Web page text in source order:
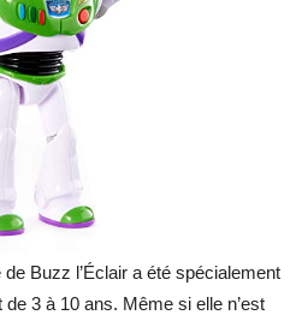
de Buzz l’Éclair a été spécialement
3 à 10 ans. Même si elle n’est